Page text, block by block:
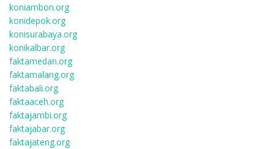
koniambon.org
konidepok.org
konisurabaya.org
konikalbar.org
faktamedan.org
faktamalang.org
faktabali.org
faktaaceh.org
faktajambi.org
faktajabar.org
faktajateng.org